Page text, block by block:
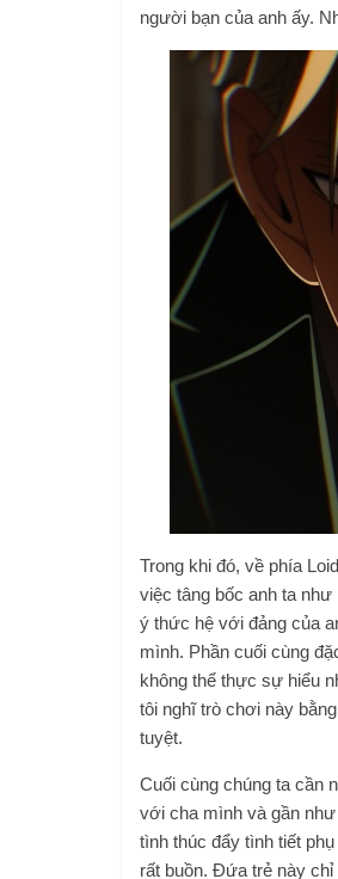
người bạn của anh ấy.
Trong khi đó, về phía
việc tâng bốc anh ta
ý thức hệ với đảng của
mình. Phần cuối cùng
không thể thực sự hiểu
tôi nghĩ trò chơi này
tuyệt.
Cuối cùng chúng ta cần
với cha mình và gần
tình thúc đẩy tình tiết
rất buồn. Đứa trẻ này